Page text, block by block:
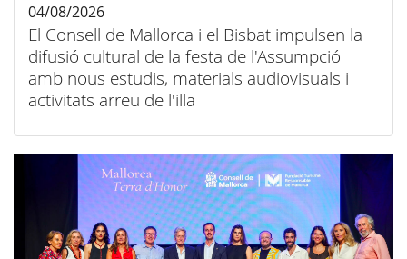
El Consell de Mallorca i el Bisbat impulsen la
difusió cultural de la festa de l'Assumpció
amb nous estudis, materials audiovisuals i
activitats arreu de l'illa
04/08/2026